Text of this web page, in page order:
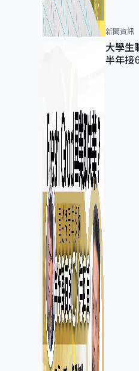
新聞資訊
大學生
半年接